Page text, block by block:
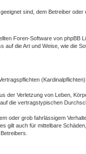
sind, dem Betreiber oder
Foren-Software von phpBB
die Art und Weise, wie die
der Verletzung von Leben,
die vertragstypischen
oder grob fahrlässigem
gilt auch für mittelbare